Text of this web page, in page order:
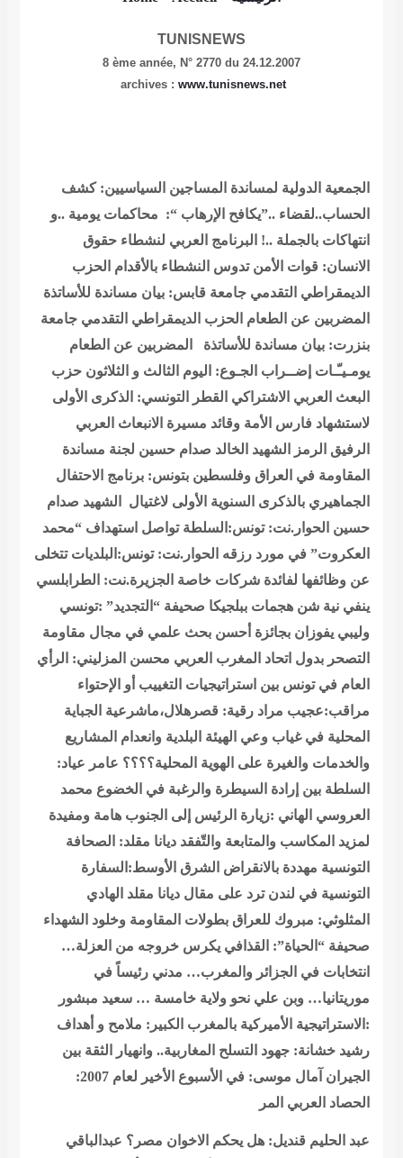
TUNISNEWS
8 ème année, N° 2770 du 24.12.2007
archives : www.tunisnews.net
الجمعية الدولية لمساندة المساجين السياسيين: كشف
الحساب..لقضاء ..”يكافح الإرهاب “: محاكمات يومية ..و
انتهاكات بالجملة ..! البرنامج العربي لنشطاء حقوق
الانسان: قوات الأمن تدوس النشطاء بالأقدام الحزب
الديمقراطي التقدمي جامعة قابس: بيان مساندة للأساتذة
المضربين عن الطعام الحزب الديمقراطي التقدمي جامعة
بنزرت: بيان مساندة للأساتذة المضربين عن الطعام
يومـيـّـات إضــراب الجـوع: اليوم الثالث و الثلاثون حزب
البعث العربي الاشتراكي القطر التونسي: الذكرى الأولى
لاستشهاد فارس الأمة وقائد مسيرة الانبعاث العربي
الرفيق الرمز الشهيد الخالد صدام حسين لجنة مساندة
المقاومة في العراق وفلسطين بتونس: برنامج الاحتفال
الجماهيري بالذكرى السنوية الأولى لاغتيال الشهيد صدام
حسين الحوار.نت: تونس:السلطة تواصل استهداف “محمد
العكروت” في مورد رزقه الحوار.نت: تونس:البلديات تتخلى
عن وظائفها لفائدة شركات خاصة الجزيرة.نت: الطرابلسي
ينفي نية شن هجمات ببلجيكا صحيفة “التجديد” :تونسي
وليبي يفوزان بجائزة أحسن بحث علمي في مجال مقاومة
التصحر بدول اتحاد المغرب العربي محسن المزليني: الرأي
العام في تونس بين استراتيجيات التغييب أو الإحتواء
مراقب:عجيب مراد رقية: قصرهلال،ماشرعية الجباية
المحلية في غياب وعي الهيئة البلدية وانعدام المشاريع
والخدمات والغيرة على الهوية المحلية؟؟؟؟ عامر عياد:
السلطة بين إرادة السيطرة والرغبة في الخضوع محمد
العروسي الهاني :زيارة الرئيس إلى الجنوب هامة ومفيدة
لمزيد المكاسب والمتابعة والتّفقد ديانا مقلد: الصحافة
التونسية مهددة بالانقراض الشرق الأوسط:السفارة
التونسية في لندن ترد على مقال ديانا مقلد الهادي
المثلوثي: مبروك للعراق بطولات المقاومة وخلود الشهداء
صحيفة “الحياة”: القذافي يكرس خروجه من العزلة…
انتخابات في الجزائر والمغرب… مدني رئيساً في
موريتانيا… وبن علي نحو ولاية خامسة … سعيد مبشور
:الاستراتيجية الأميركية بالمغرب الكبير: ملامح و أهداف
رشيد خشانة: جهود التسلح المغاربية.. وانهيار الثقة بين
الجيران
آمال موسى: في الأسبوع الأخير لعام 2007:
الحصاد العربي المر
عبد الحليم قنديل: هل يحكم الاخوان مصر؟ عبدالباقي